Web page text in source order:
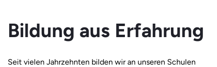
Bildung aus Erfahrung
Seit vielen Jahrzehnten bilden wir an unseren Schulen